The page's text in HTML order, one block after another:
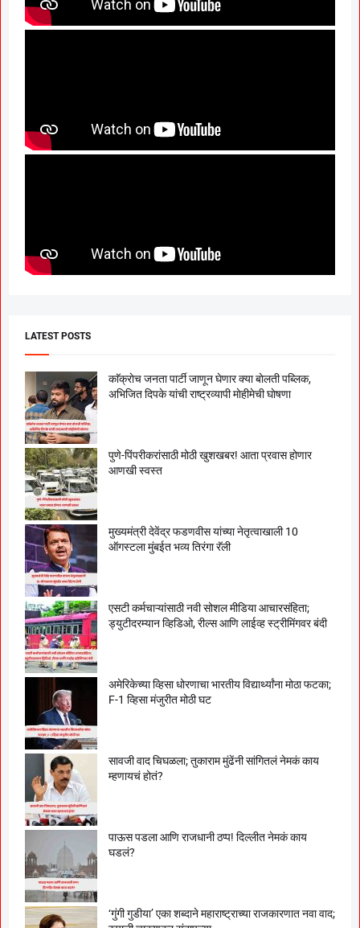
LATEST POSTS
काॅक्राेच जनता पार्टी जाणून घेणार क्या बाेलती पब्लिक,
अभिजित दिपके यांची राष्ट्रव्यापी माेहीमेची घाेषणा
पुणे-पिंपरीकरांसाठी मोठी खुशखबर! आता प्रवास होणार
आणखी स्वस्त
मुख्यमंत्री देवेंद्र फडणवीस यांच्या नेतृत्वाखाली 10
ऑगस्टला मुंबईत भव्य तिरंगा रॅली
एसटी कर्मचाऱ्यांसाठी नवी सोशल मीडिया आचारसंहिता;
ड्युटीदरम्यान व्हिडिओ, रील्स आणि लाईव्ह स्ट्रीमिंगवर बंदी
अमेरिकेच्या व्हिसा धोरणाचा भारतीय विद्यार्थ्यांना मोठा फटका;
F-1 व्हिसा मंजुरीत मोठी घट
सावजी वाद चिघळला; तुकाराम मुंढेंनी सांगितलं नेमकं काय
म्हणायचं होतं?
पाऊस पडला आणि राजधानी ठप्प! दिल्लीत नेमकं काय
घडलं?
‘गुंगी गुडीया’ एका शब्दाने महाराष्ट्राच्या राजकारणात नवा वाद;